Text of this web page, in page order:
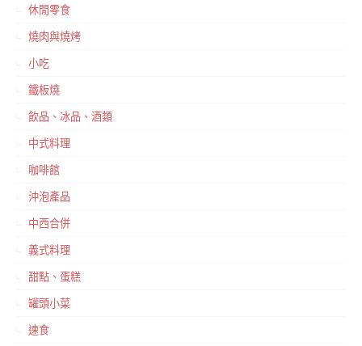
休閒零食
燒肉與燒烤
小吃
鐵板燒
飲品、冰品、酒類
中式料理
咖啡館
沖泡產品
中西合併
義式料理
甜點、蛋糕
罐頭小菜
速食